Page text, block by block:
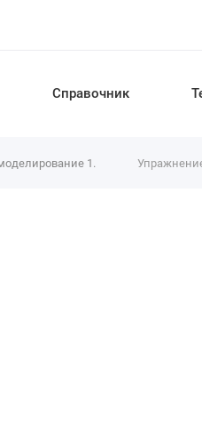
Справочник
1.